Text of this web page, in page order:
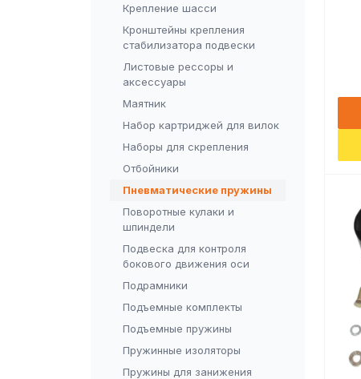
Крепление шасси
Кронштейны крепления
стабилизатора подвески
Листовые рессоры и
аксессуары
Маятник
Набор картриджей для вилок
Наборы для скрепления
Отбойники
Пневматические пружины
Поворотные кулаки и
шпиндели
Подвеска для контроля
бокового движения оси
Подрамники
Подъемные комплекты
Подъемные пружины
Пружинные изоляторы
Пружины для занижения